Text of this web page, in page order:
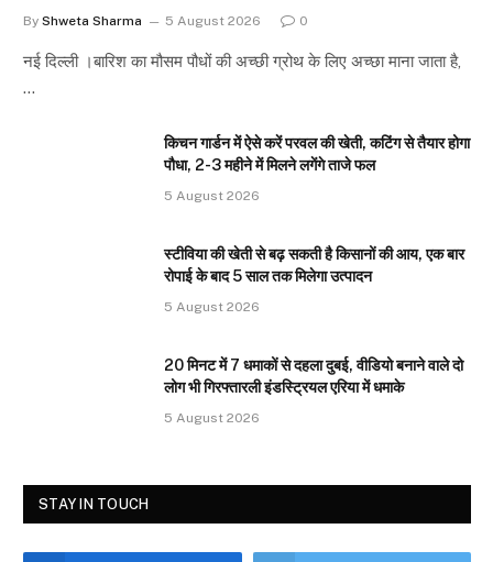
By Shweta Sharma 5 August 2026 0
नई दिल्ली ।बारिश का मौसम पौधों की अच्छी ग्रोथ के लिए अच्छा माना जाता है,
…
किचन गार्डन में ऐसे करें परवल की खेती, कटिंग से तैयार होगा
पौधा, 2-3 महीने में मिलने लगेंगे ताजे फल
5 August 2026
स्टीविया की खेती से बढ़ सकती है किसानों की आय, एक बार
रोपाई के बाद 5 साल तक मिलेगा उत्पादन
5 August 2026
20 मिनट में 7 धमाकों से दहला दुबई, वीडियो बनाने वाले दो
लोग भी गिरफ्तारली इंडस्ट्रियल एरिया में धमाके
5 August 2026
STAY IN TOUCH